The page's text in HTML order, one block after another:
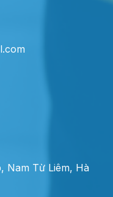
Nam Từ Liêm, Hà